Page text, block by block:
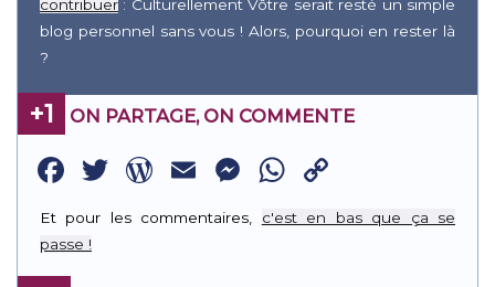
contribuer : Culturellement Vôtre serait resté un simple
blog personnel sans vous ! Alors, pourquoi en rester là
?
+1 ON PARTAGE, ON COMMENTE
Facebook
Twitter
WordPress
EmailMessenger
WhatsApp
Link
Et pour les commentaires, c'est en bas que ça se
passe !